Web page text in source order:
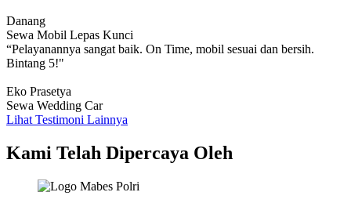
Danang
Sewa Mobil Lepas Kunci
“Pelayanannya sangat baik. On Time, mobil sesuai dan bersih.
Bintang 5!"
Eko Prasetya
Sewa Wedding Car
Lihat Testimoni Lainnya
Kami Telah Dipercaya Oleh